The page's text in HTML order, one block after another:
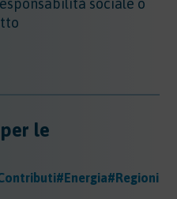
sociale o
le
#Energia#Regioni